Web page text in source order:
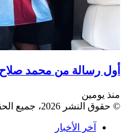
أول رسالة من محمد
منذ يومين
© حقوق النشر 2026، جميع الحقوق محفوظة |
آخر الأخبار